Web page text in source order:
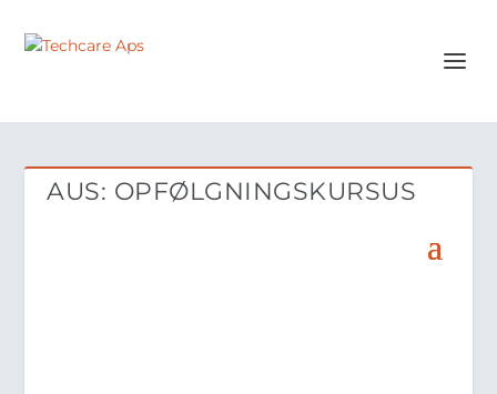
AUS: OPFØLGNINGSKURSUS